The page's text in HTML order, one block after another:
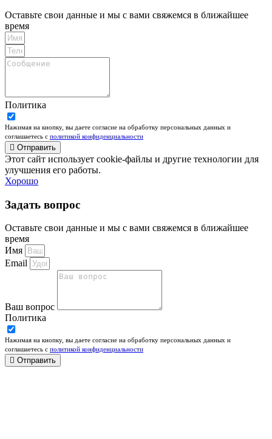
Оставьте свои данные и мы с вами свяжемся в ближайшее
время
Политика
Нажимая на кнопку, вы даете согласие на обработку персональных данных и
соглашаетесь c политикой конфиденциальности
Отправить
Этот сайт использует cookie-файлы и другие технологии для
улучшения его работы.
Хорошо
Задать вопрос
Оставьте свои данные и мы с вами свяжемся в ближайшее
время
Имя
Email
Ваш вопрос
Политика
Нажимая на кнопку, вы даете согласие на обработку персональных данных и
соглашаетесь c политикой конфиденциальности
Отправить